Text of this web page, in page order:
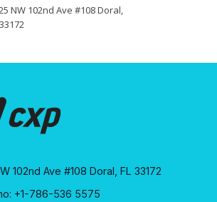
NW 102nd Ave #108 Doral,
102nd Ave #108 Doral, FL 33172
+1-786-536 5575